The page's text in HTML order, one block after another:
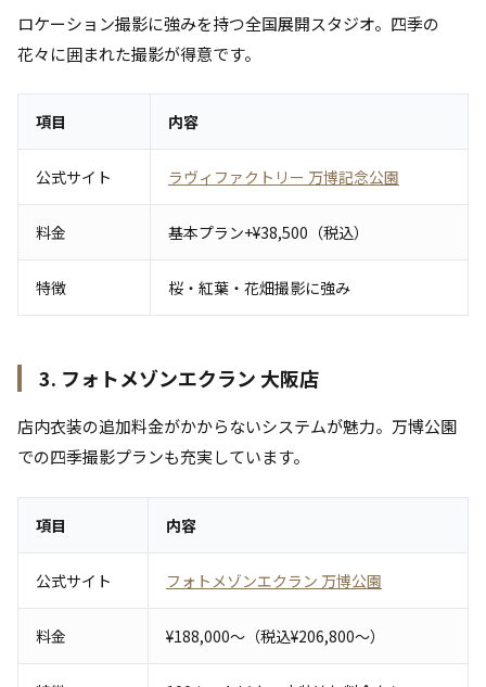
ロケーション撮影に強みを持つ全国展開スタジオ。四季の
花々に囲まれた撮影が得意です。
項目 内容
公式サイト ラヴィファクトリー 万博記念公園
料金 基本プラン+¥38,500（税込）
特徴 桜・紅葉・花畑撮影に強み
3. フォトメゾンエクラン 大阪店
店内衣装の追加料金がかからないシステムが魅力。万博公園
での四季撮影プランも充実しています。
項目 内容
公式サイト フォトメゾンエクラン 万博公園
料金 ¥188,000〜（税込¥206,800〜）